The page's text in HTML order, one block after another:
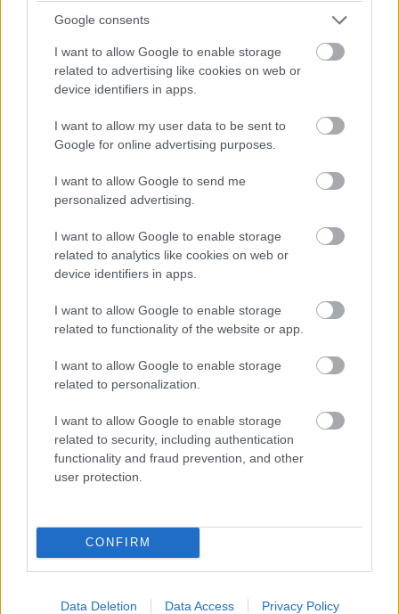
Google consents
I want to allow Google to enable storage
related to advertising like cookies on web or
device identifiers in apps.
I want to allow my user data to be sent to
Google for online advertising purposes.
I want to allow Google to send me
personalized advertising.
I want to allow Google to enable storage
related to analytics like cookies on web or
device identifiers in apps.
I want to allow Google to enable storage
related to functionality of the website or app.
I want to allow Google to enable storage
related to personalization.
I want to allow Google to enable storage
related to security, including authentication
functionality and fraud prevention, and other
user protection.
CONFIRM
Data Deletion Data Access Privacy Policy
13. „A másodpilóta mindössze 10 perccel a felszállás után
14. „Egy kis hálaadás előtte/utána”